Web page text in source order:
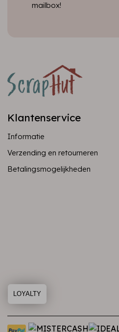
mailbox!
Klantenservice
Informatie
Verzending en retourneren
Betalingsmogelijkheden
LOYALTY